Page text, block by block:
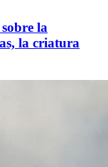
la
la criatura